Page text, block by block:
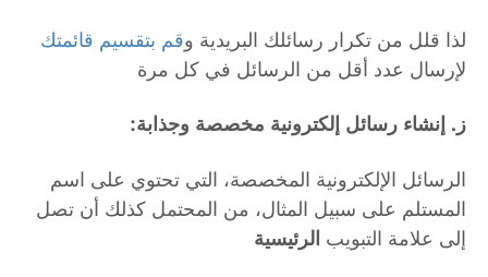
لذا قلل من تكرار رسائلك البريدية وقم بتقسيم قائمتك
لإرسال عدد أقل من الرسائل في كل مرة
:ز. إنشاء رسائل إلكترونية مخصصة وجذابة
الرسائل الإلكترونية المخصصة، التي تحتوي على اسم
المستلم على سبيل المثال، من المحتمل كذلك أن تصل
إلى علامة التبويب الرئيسية